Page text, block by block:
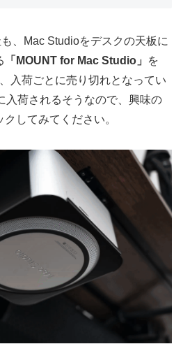
、Mac Studioをデスクの天板に
「MOUNT for Mac Studio」
を
入荷ごとに売り切れとなってい
入荷されるそうなので、興味の
してみてください。